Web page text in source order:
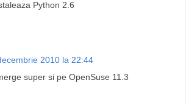
Python 2.6
2010 la 22:44
super si pe OpenSuse 11.3